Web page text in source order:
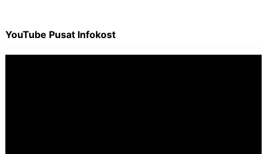
YouTube Pusat Infokost